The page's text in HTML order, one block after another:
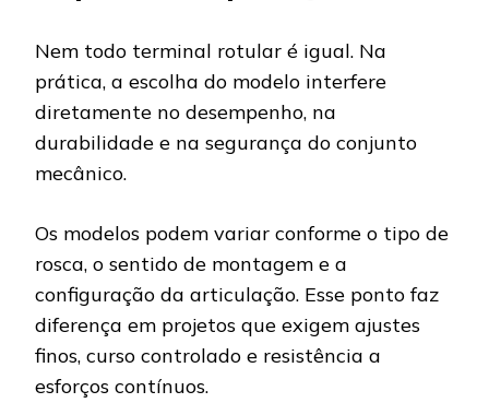
Nem todo terminal rotular é igual. Na
prática, a escolha do modelo interfere
diretamente no desempenho, na
durabilidade e na segurança do conjunto
mecânico.
Os modelos podem variar conforme o tipo de
rosca, o sentido de montagem e a
configuração da articulação. Esse ponto faz
diferença em projetos que exigem ajustes
finos, curso controlado e resistência a
esforços contínuos.